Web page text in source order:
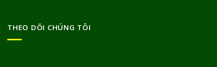
THEO DÕI CHÚNG TÔI